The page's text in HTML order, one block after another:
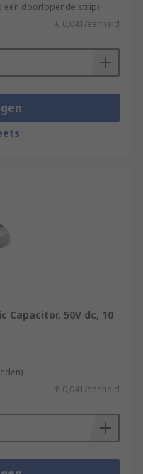
een doorlopende strip)
€ 0,041/eenheid
Capacitor, 50V dc, 10
€ 0,041/eenheid